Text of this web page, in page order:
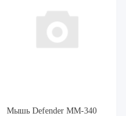
Мышь Defender ММ-340